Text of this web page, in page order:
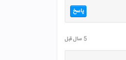
پاسخ
5 سال قبل